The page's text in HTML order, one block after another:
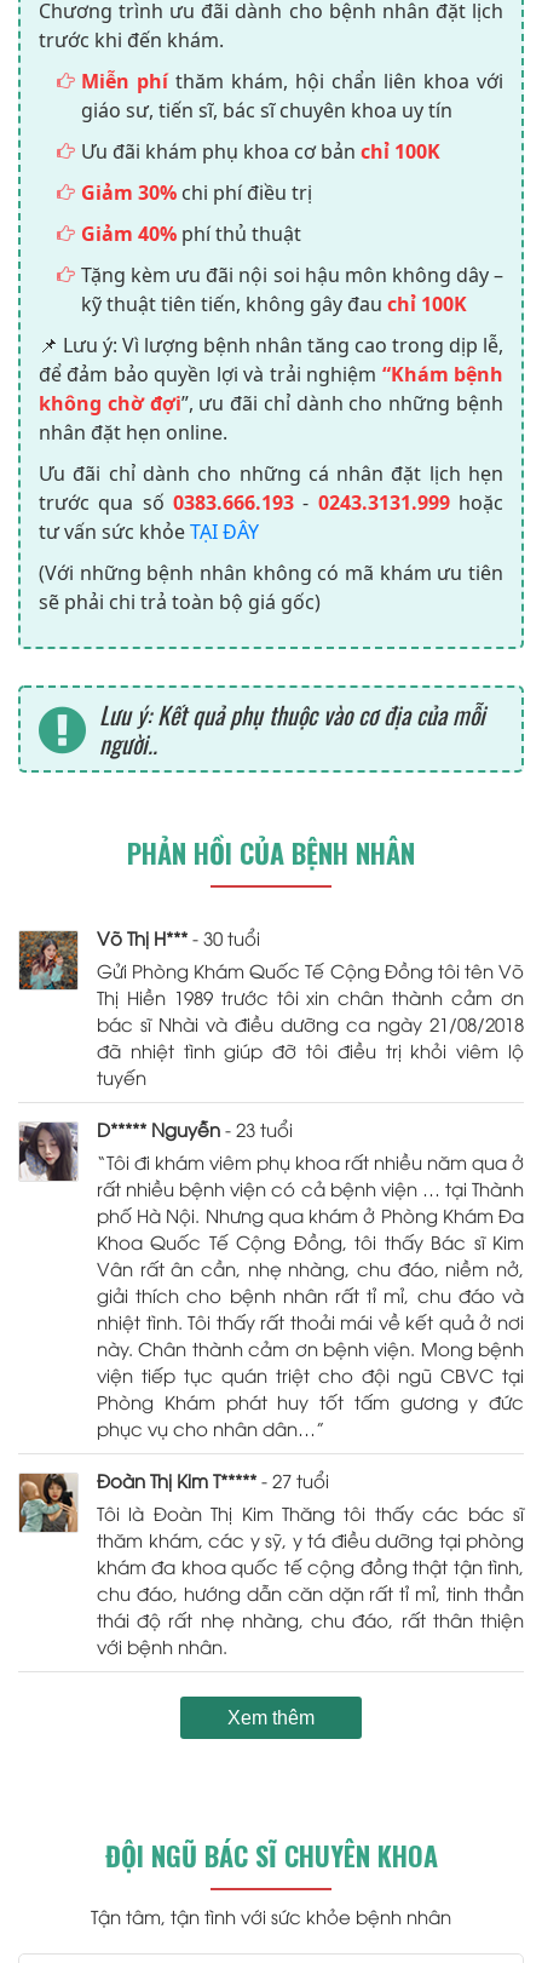
Chương trình ưu đãi dành cho bệnh nhân đặt lịch
trước khi đến khám.
Miễn phíthăm khám, hội chẩn liên khoa với
giáo sư, tiến sĩ, bác sĩ chuyên khoa uy tín
Ưu đãi khám phụ khoa cơ bản chỉ 100K
Giảm 30% chi phí điều trị
Giảm 40% phí thủ thuật
Tặng kèm ưu đãi nội soi hậu môn không dây –
kỹ thuật tiên tiến, không gây đau chỉ 100K
📌 Lưu ý: Vì lượng bệnh nhân tăng cao trong dịp lễ,
để đảm bảo quyền lợi và trải nghiệm “Khám bệnh
không chờ đợi”, ưu đãi chỉ dành cho những bệnh
nhân đặt hẹn online.
Ưu đãi chỉ dành cho những cá nhân đặt lịch hẹn
trước qua số 0383.666.193 - 0243.3131.999hoặc
tư vấn sức khỏeTẠI ĐÂY
(Với những bệnh nhân không có mã khám ưu tiên
sẽ phải chi trả toàn bộ giá gốc)
Lưu ý: Kết quả phụ thuộc vào cơ địa của mỗi
người..
PHẢN HỒI CỦA BỆNH NHÂN
Võ Thị H*** - 30 tuổi
Gửi Phòng Khám Quốc Tế Cộng Đồng tôi tên Võ
Thị Hiền 1989 trước tôi xin chân thành cảm ơn
bác sĩ Nhài và điều dưỡng ca ngày 21/08/2018
đã nhiệt tình giúp đỡ tôi điều trị khỏi viêm lộ
tuyến
D***** Nguyễn - 23 tuổi
“Tôi đi khám viêm phụ khoa rất nhiều năm qua ở
rất nhiều bệnh viện có cả bệnh viện … tại Thành
phố Hà Nội. Nhưng qua khám ở Phòng Khám Đa
Khoa Quốc Tế Cộng Đồng, tôi thấy Bác sĩ Kim
Vân rất ân cần, nhẹ nhàng, chu đáo, niềm nở,
giải thích cho bệnh nhân rất tỉ mỉ, chu đáo và
nhiệt tình. Tôi thấy rất thoải mái về kết quả ở nơi
này. Chân thành cảm ơn bệnh viện. Mong bệnh
viện tiếp tục quán triệt cho đội ngũ CBVC tại
Phòng Khám phát huy tốt tấm gương y đức
phục vụ cho nhân dân…”
Đoàn Thị Kim T***** - 27 tuổi
Tôi là Đoàn Thị Kim Thăng tôi thấy các bác sĩ
thăm khám, các y sỹ, y tá điều dưỡng tại phòng
khám đa khoa quốc tế cộng đồng thật tận tình,
chu đáo, hướng dẫn căn dặn rất tỉ mỉ, tinh thần
thái độ rất nhẹ nhàng, chu đáo, rất thân thiện
với bệnh nhân.
Xem thêm
ĐỘI NGŨ BÁC SĨ CHUYÊN KHOA
Tận tâm, tận tình với sức khỏe bệnh nhân